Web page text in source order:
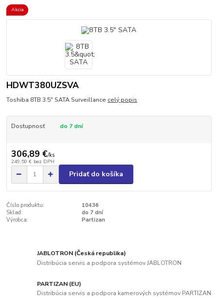
Akcia
HDWT380UZSVA
Toshiba 8TB 3.5" SATA Surveillance celý popis
Dostupnosť do 7 dní
306,89 €/ks
249,50 € bez DPH
Pridať do košíka
Číslo produktu:
10436
Sklad:
do 7 dní
Výrobca:
Partizan
JABLOTRON (Česká republika)
Distribúcia servis a podpora systémov JABLOTRON
PARTIZAN (EU)
Distribúcia servis a podpora kamerových systémov PARTIZAN